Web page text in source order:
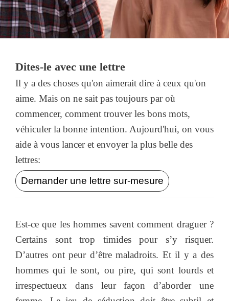
Dites-le avec une lettre
Il y a des choses qu'on aimerait dire à ceux qu'on
aime. Mais on ne sait pas toujours par où
commencer, comment trouver les bons mots,
véhiculer la bonne intention. Aujourd'hui, on vous
aide à vous lancer et envoyer la plus belle des
lettres:
Demander une lettre sur-mesure
Est-ce que les hommes savent comment draguer ?
Certains sont trop timides pour s’y risquer.
D’autres ont peur d’être maladroits. Et il y a des
hommes qui le sont, ou pire, qui sont lourds et
irrespectueux dans leur façon d’aborder une